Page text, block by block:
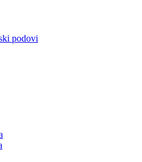
podovi